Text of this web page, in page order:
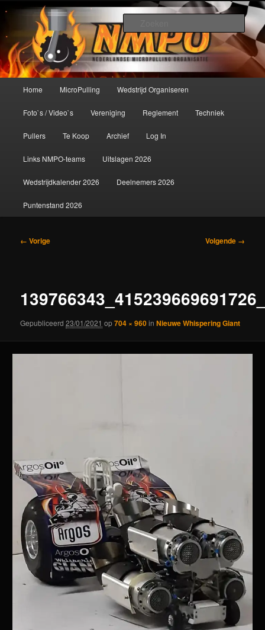
primaire
inhoudNederlandse MicroPulling
Organisatie
De meest krachtige modelbouwsport ter wereld!
Home MicroPulling Wedstrijd Organiseren
Foto`s / Video`s Vereniging Reglement Techniek
Pullers Te Koop Archief Log In
Links NMPO-teams Uitslagen 2026
Wedstrijdkalender 2026 Deelnemers 2026
Puntenstand 2026
Afbeeldingsnavigatie
← Vorige Volgende →
Gepubliceerd23/01/2021 op704 × 960inNieuwe Whispering Giant